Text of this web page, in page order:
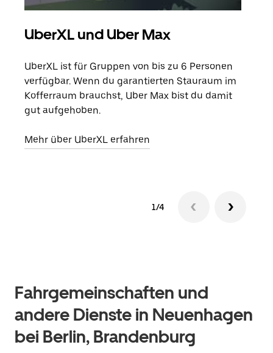
UberXL und Uber Max
UberXL ist für Gruppen von bis zu 6 Personen
verfügbar. Wenn du garantierten Stauraum im
Kofferraum brauchst, Uber Max bist du damit
gut aufgehoben.
Mehr über UberXL erfahren
1/4
Fahrgemeinschaften und
andere Dienste in Neuenhagen
bei Berlin, Brandenburg